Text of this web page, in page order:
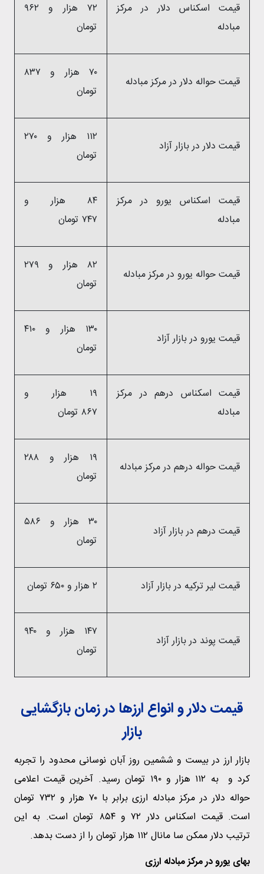
قیمت اسکناس دلار در مرکز
مبادله
۷۲ هزار و ۹۶۲
تومان
قیمت حواله دلار در مرکز مبادله
۷۰ هزار و ۸۳۷
تومان
قیمت دلار در بازار آزاد
۱۱۲ هزار و ۲۷۰
تومان
قیمت اسکناس یورو در مرکز
مبادله
۸۴ هزار و
۷۴۷ تومان
قیمت حواله یورو در مرکز مبادله
۸۲ هزار و ۲۷۹
تومان
قیمت یورو در بازار آزاد
۱۳۰ هزار و ۴۱۰
تومان
قیمت اسکناس درهم در مرکز
مبادله
۱۹ هزار و
۸۶۷ تومان
قیمت حواله درهم در مرکز مبادله
۱۹ هزار و ۲۸۸
تومان
قیمت درهم در بازار آزاد
۳۰ هزار و ۵۸۶
تومان
قیمت لیر ترکیه در بازار آزاد ۲ هزار و ۶۵۰ تومان
قیمت پوند در بازار آزاد
۱۴۷ هزار و ۹۴۰
تومان
قیمت دلار و انواع ارزها در زمان بازگشایی
بازار
بازار ارز در بیست و ششمین روز آبان نوسانی محدود را تجربه
کرد و به ۱۱۲ هزار و ۱۹۰ تومان رسید. آخرین قیمت اعلامی
حواله دلار در مرکز مبادله ارزی برابر با ۷۰ هزار و ۷۳۲ تومان
است. قیمت اسکناس دلار ۷۲ و ۸۵۴ تومان است. به این
ترتیب دلار ممکن سا مانال ۱۱۲ هزار تومان را از دست بدهد.
بهای یورو در مرکز مبادله ارزی